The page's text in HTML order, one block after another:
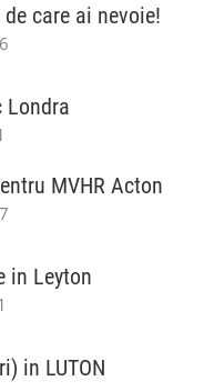
care ai nevoie!
Londra
MVHR Acton
in Leyton
in LUTON